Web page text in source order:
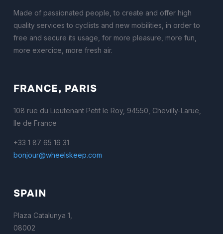
Made of passionated people, to create and offer high
quality services to cyclists and new mobilities, in order to
free and secure its usage, for more pleasure, more fun,
more exercice, more fresh air.
FRANCE, PARIS
108 rue du Lieutenant Petit le Roy, 94550, Chevilly-Larue,
Ile de France
+33 1 87 65 16 31
bonjour@wheelskeep.com
SPAIN
Plaza Catalunya 1,
08002